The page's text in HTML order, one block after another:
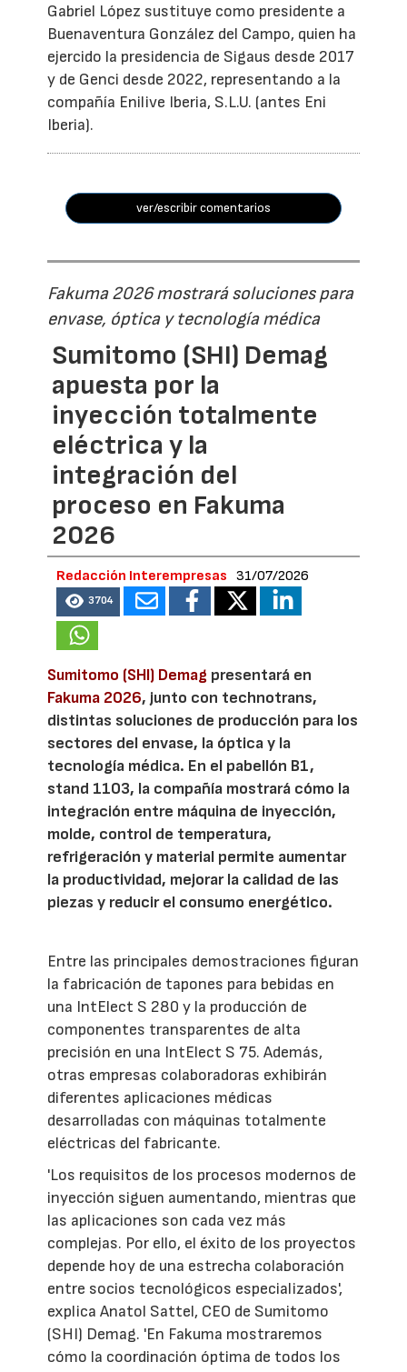
Gabriel López sustituye como presidente a
Buenaventura González del Campo, quien ha
ejercido la presidencia de Sigaus desde 2017
y de Genci desde 2022, representando a la
compañía Enilive Iberia, S.L.U. (antes Eni
Iberia).
ver/escribir comentarios
Fakuma 2026 mostrará soluciones para
envase, óptica y tecnología médica
Sumitomo (SHI) Demag
apuesta por la
inyección totalmente
eléctrica y la
integración del
proceso en Fakuma
2026
Redacción Interempresas 31/07/2026
3704
Sumitomo (SHI) Demag presentará en
Fakuma 2026, junto con technotrans,
distintas soluciones de producción para los
sectores del envase, la óptica y la
tecnología médica. En el pabellón B1,
stand 1103, la compañía mostrará cómo la
integración entre máquina de inyección,
molde, control de temperatura,
refrigeración y material permite aumentar
la productividad, mejorar la calidad de las
piezas y reducir el consumo energético.
Entre las principales demostraciones figuran
la fabricación de tapones para bebidas en
una IntElect S 280 y la producción de
componentes transparentes de alta
precisión en una IntElect S 75. Además,
otras empresas colaboradoras exhibirán
diferentes aplicaciones médicas
desarrolladas con máquinas totalmente
eléctricas del fabricante.
'Los requisitos de los procesos modernos de
inyección siguen aumentando, mientras que
las aplicaciones son cada vez más
complejas. Por ello, el éxito de los proyectos
depende hoy de una estrecha colaboración
entre socios tecnológicos especializados',
explica Anatol Sattel, CEO de Sumitomo
(SHI) Demag. 'En Fakuma mostraremos
cómo la coordinación óptima de todos los